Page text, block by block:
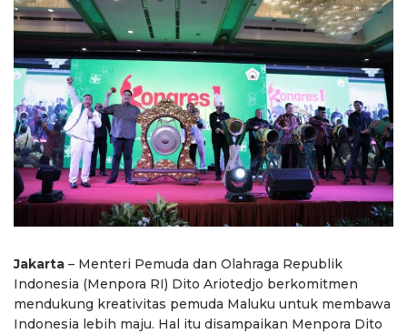
Jakarta – Menteri Pemuda dan Olahraga Republik
Indonesia (Menpora RI) Dito Ariotedjo berkomitmen
mendukung kreativitas pemuda Maluku untuk membawa
Indonesia lebih maju. Hal itu disampaikan Menpora Dito